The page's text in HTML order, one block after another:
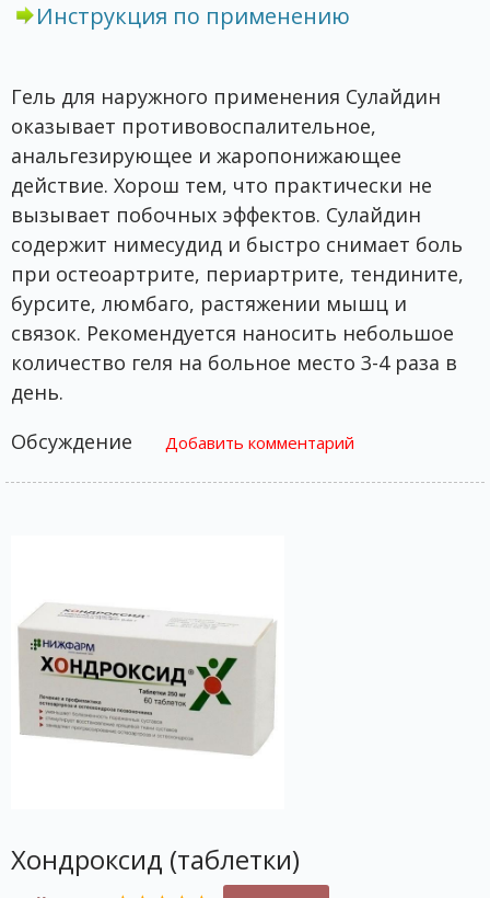
Инструкция по применению
Гель для наружного применения Сулайдин
оказывает противовоспалительное,
анальгезирующее и жаропонижающее
действие. Хорош тем, что практически не
вызывает побочных эффектов. Сулайдин
содержит нимесудид и быстро снимает боль
при остеоартрите, периартрите, тендините,
бурсите, люмбаго, растяжении мышц и
связок. Рекомендуется наносить небольшое
количество геля на больное место 3-4 раза в
день.
Обсуждение
Добавить комментарий
Хондроксид (таблетки)